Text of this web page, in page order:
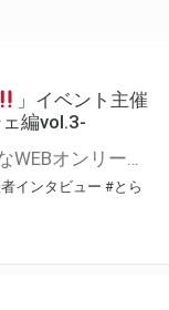
」イベント主催
編vol.3-
こんにちは、とらのあなWEBオンリー運営スタッフです。 新たにお届けする、イベント主催者インタビュー-マルシェ編-は、 とらのあなWEBオンリー「マルシェ」をご利用した主催様に 「マルシェ」を使って開催した感想や心がけをお聞きする企画です。 今回は、WEBオンリー初開催「つるみかるぱれーど
インタビュー #とら